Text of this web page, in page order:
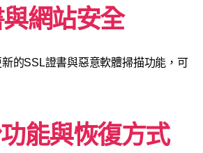
網站安全
的SSL證書與惡意軟體掃描功能，可
能與恢復方式